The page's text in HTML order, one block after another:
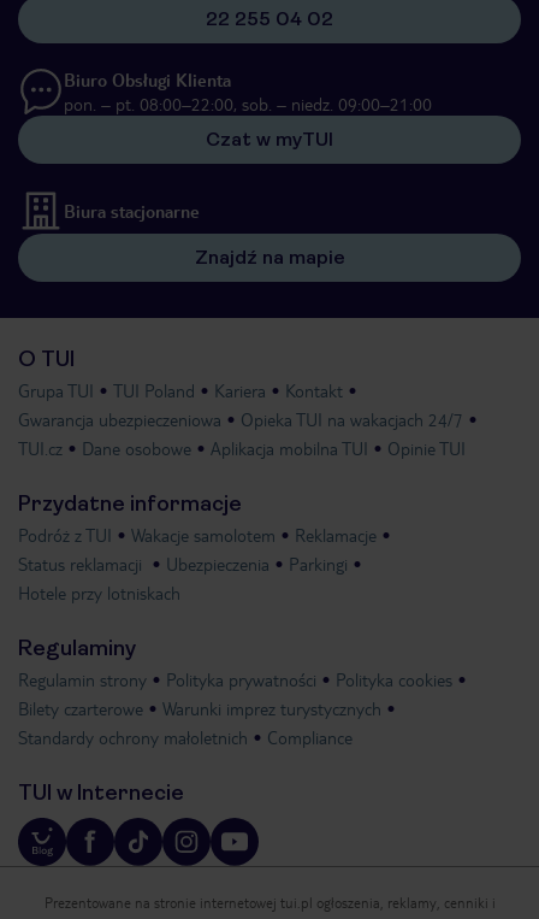
22 255 04 02
Biuro Obsługi Klienta
pon. – pt. 08:00–22:00, sob. – niedz. 09:00–21:00
Czat w myTUI
Biura stacjonarne
Znajdź na mapie
O TUI
Grupa TUI TUI Poland Kariera
Kontakt
Gwarancja ubezpieczeniowa
Opieka TUI na wakacjach 24/7
TUI.cz
Dane osobowe Aplikacja mobilna TUI Opinie TUI
Przydatne informacje
Podróż z TUI Wakacje samolotem
Reklamacje
Status reklamacji
Ubezpieczenia
Parkingi
Hotele przy lotniskach
Regulaminy
Regulamin strony Polityka prywatności
Polityka cookies
Bilety czarterowe
Warunki imprez turystycznych
Standardy ochrony małoletnich
Compliance
TUI w Internecie
Prezentowane na stronie internetowej tui.pl ogłoszenia, reklamy, cenniki i